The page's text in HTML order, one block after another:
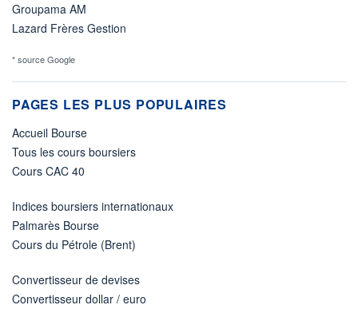
Groupama AM
Lazard Frères Gestion
* source Google
PAGES LES PLUS POPULAIRES
Accueil Bourse
Tous les cours boursiers
Cours CAC 40
Indices boursiers internationaux
Palmarès Bourse
Cours du Pétrole (Brent)
Convertisseur de devises
Convertisseur dollar / euro